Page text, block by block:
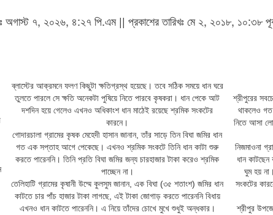
অগাস্ট ৭, ২০২৬, ৪:২৭ পি.এম || প্রকাশের তারিখঃ মে ২, ২০১৮, ১০:৩৮
ব্লাস্টের আক্রমনে ফলণ কিছুটা ক্ষতিগ্রস্থ হয়েছে। তবে সঠিক সময়ে ধান ঘরে
তুলতে পারলে সে ক্ষতি অনেকটা পুষিয়ে নিতে পারবে কৃষকরা। ধান পেকে আট
দশদিন হয়ে গেলেও এখনও অধিকাংশ ধান মাঠেই রয়েছে শ্রমিক সংকটের
কারনে।
গোদারচালা গ্রামের কৃষক মেহেদী হাসান জানান, তাঁর সাড়ে তিন বিঘা জমির ধান
গত এক সপ্তাহ আগে পেকেছে। এখনও শ্রমিক সংকটে তিনি ধান কাটা শুরু
করতে পারেননি। তিনি প্রতি বিঘা জমির জন্য চারহাজার টাকা করেও শ্রমিক
পাচ্ছেন না।
তেলিহাটি গ্রামের কৃষানী উম্মে কুলসুম জানান, এক বিঘা (৩৫ শতাংশ) জমির ধান
কাটতে চার পাঁচ হাজার টাকা লাগছে, এই টাকা জোগাড় করতে পারেননি বিধায়
এখনও ধান কাটতে পারেননি। এ নিয়ে তাঁদের চোখে মুখে শুধুই অন্ধকার।
শ্রীপুরের
থাকলেও গত
নিতে আসা
নিজমাওনা
ধান
ঘুম হয়
সংকটের
শ্রীপুর